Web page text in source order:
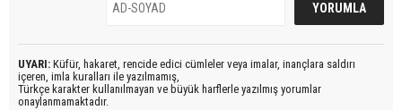
UYARI: Küfür, hakaret, rencide edici cümleler veya imalar, inançlara saldırı
içeren, imla kuralları ile yazılmamış,
Türkçe karakter kullanılmayan ve büyük harflerle yazılmış yorumlar
onaylanmamaktadır.